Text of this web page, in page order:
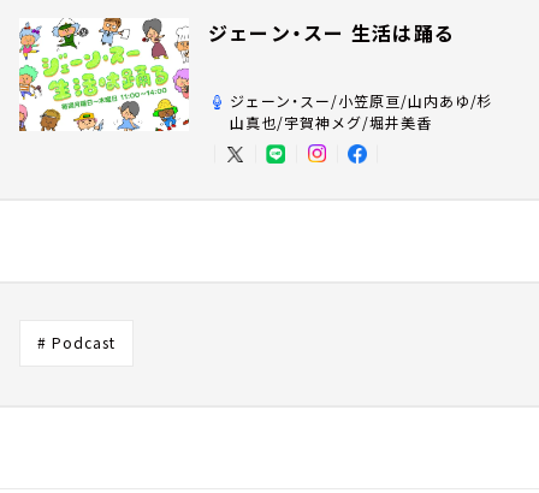
ジェーン・スー 生活は踊る
ジェーン・スー/小笠原亘/山内あゆ/杉
山真也/宇賀神メグ/堀井美香
# Podcast